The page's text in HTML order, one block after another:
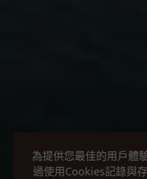
為提供您最佳的用戶體
過使用Cookies記錄與